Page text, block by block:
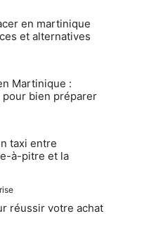
en martinique
et alternatives
Martinique :
bien préparer
taxi entre
à-pitre et la
réussir votre achat